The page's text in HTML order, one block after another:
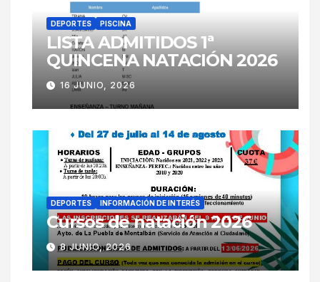
DEPORTES PISCINA
LISTA ADMITIDOS 1ª
QUINCENA NATACIÓN 2026
16 JUNIO, 2026
DEPORTES INFORMACIÓN DE INTERÉS
Cursos de natación 2026
8 JUNIO, 2026